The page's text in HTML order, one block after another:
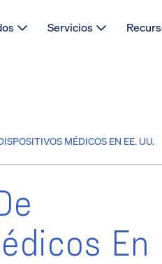
Servicios
MÉDICOS EN EE. UU.
En